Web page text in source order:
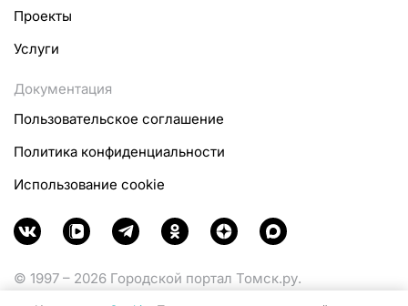
Проекты
Услуги
Документация
Пользовательское соглашение
Политика конфиденциальности
Использование cookie
© 1997 – 2026 Городской портал Томск.ру.